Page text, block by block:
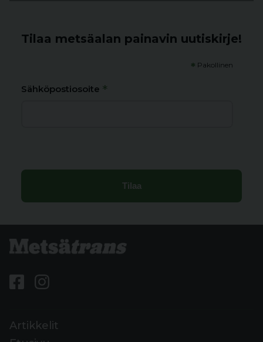
Tilaa metsäalan painavin uutiskirje!
* Pakollinen
Sähköpostiosoite *
Artikkelit